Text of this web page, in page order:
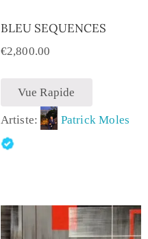
BLEU SEQUENCES
€2,800.00
Vue Rapide
Artiste: Patrick Moles